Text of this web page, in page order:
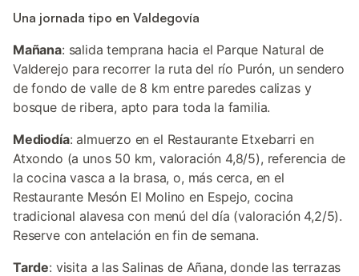
Una jornada tipo en Valdegovía
Mañana: salida temprana hacia el Parque Natural de
Valderejo para recorrer la ruta del río Purón, un sendero
de fondo de valle de 8 km entre paredes calizas y
bosque de ribera, apto para toda la familia.
Mediodía: almuerzo en el Restaurante Etxebarri en
Atxondo (a unos 50 km, valoración 4,8/5), referencia de
la cocina vasca a la brasa, o, más cerca, en el
Restaurante Mesón El Molino en Espejo, cocina
tradicional alavesa con menú del día (valoración 4,2/5).
Reserve con antelación en fin de semana.
Tarde: visita a las Salinas de Añana, donde las terrazas